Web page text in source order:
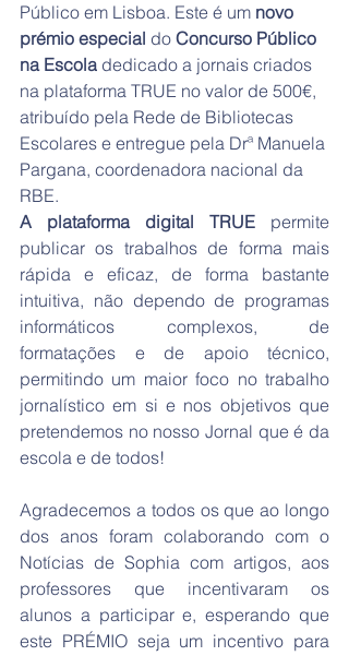
Público em Lisboa. Este é um novo
prémio especial do Concurso Público
na Escola dedicado a jornais criados
na plataforma TRUE no valor de 500€,
atribuído pela Rede de Bibliotecas
Escolares e entregue pela Drª Manuela
Pargana, coordenadora nacional da
RBE.
A plataforma digital TRUE permite
publicar os trabalhos de forma mais
rápida e eficaz, de forma bastante
intuitiva, não dependo de programas
informáticos complexos, de
formatações e de apoio técnico,
permitindo um maior foco no trabalho
jornalístico em si e nos objetivos que
pretendemos no nosso Jornal que é da
escola e de todos!
Agradecemos a todos os que ao longo
dos anos foram colaborando com o
Notícias de Sophia com artigos, aos
professores que incentivaram os
alunos a participar e, esperando que
este PRÉMIO seja um incentivo para